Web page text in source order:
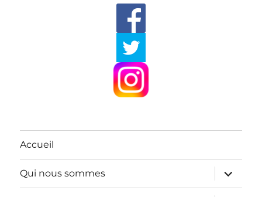
Accueil
Qui nous sommes
ouvrir
le
sous-